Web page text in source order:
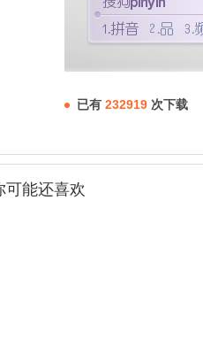
已有 232919 次下载
可能还喜欢